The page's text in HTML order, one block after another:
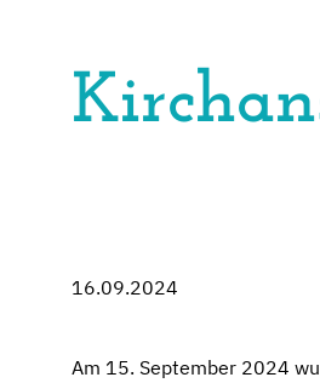
16.09.2024
Am 15. September 2024